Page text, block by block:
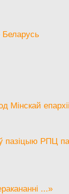
Беларусь
Мінскай
пазіцыю РПЦ
...»